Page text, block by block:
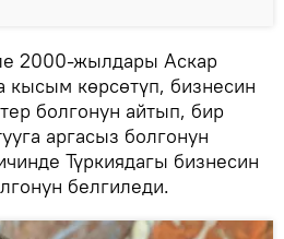
2000-жылдары Аскар
кысым көрсөтүп, бизнесин
болгонун айтып, бир
аргасыз болгонун
Түркиядагы бизнесин
белгиледи.